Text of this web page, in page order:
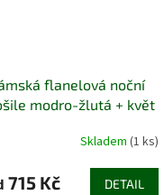
flanelová noční
modro-žlutá + květ
Skladem (1 ks)
715 Kč DETAIL